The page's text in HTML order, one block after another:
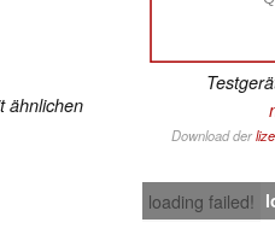
Download der
loading failed!
ähnlichen